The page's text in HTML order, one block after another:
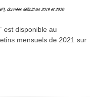
est disponible au
mensuels de 2021 sur